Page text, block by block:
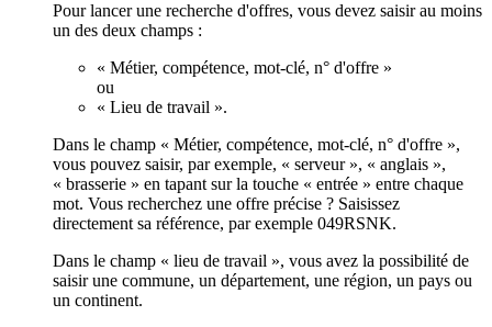
Pour lancer une recherche d'offres, vous devez saisir au moins
un des deux champs :
« Métier, compétence, mot-clé, n° d'offre »
ou
« Lieu de travail ».
Dans le champ « Métier, compétence, mot-clé, n° d'offre »,
vous pouvez saisir, par exemple, « serveur », « anglais »,
« brasserie » en tapant sur la touche « entrée » entre chaque
mot. Vous recherchez une offre précise ? Saisissez
directement sa référence, par exemple 049RSNK.
Dans le champ « lieu de travail », vous avez la possibilité de
saisir une commune, un département, une région, un pays ou
un continent.